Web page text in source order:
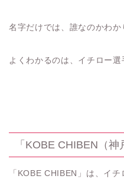
名字だけでは、誰なのかわ
よくわかるのは、イチロー選
「KOBE CHIBEN（
「KOBE CHIBEN」は、イ